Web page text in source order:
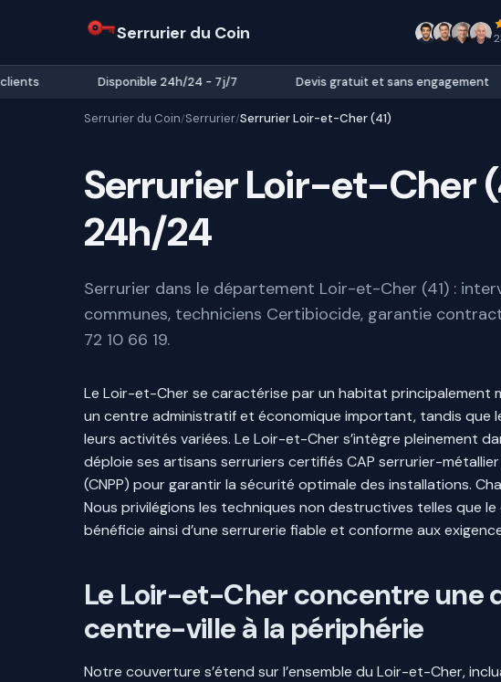
Serrurier du Coin
Disponible 24h/24 - 7j/7 Devis gratuit et sans engagement
Serrurier du Coin/Serrurier/Serrurier Loir-et-Cher (41)
Serrurier Loir-et-Cher
24h/24
Serrurier dans le département Loir-et-Cher (41) :
communes, techniciens Certibiocide, garantie
72 10 66 19.
Le Loir-et-Cher se caractérise par un habitat principalement
un centre administratif et économique important, tandis
leurs activités variées. Le Loir-et-Cher s’intègre pleinement
déploie ses artisans serruriers certifiés CAP serrurier-
(CNPP) pour garantir la sécurité optimale des installations.
Nous privilégions les techniques non destructives telles que
bénéficie ainsi d’une serrurerie fiable et conforme aux
Le Loir-et-Cher concentre une
centre-ville à la périphérie
Notre couverture s’étend sur l’ensemble du Loir-et-Cher,